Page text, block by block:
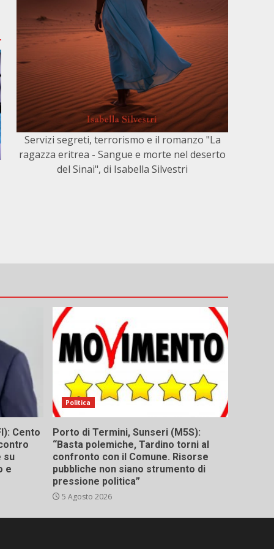
Servizi segreti, terrorismo e il romanzo "La
ragazza eritrea - Sangue e morte nel deserto
del Sinai", di Isabella Silvestri
Cento
su
e
Politica
Porto di Termini, Sunseri (M5S):
“Basta polemiche, Tardino torni al
confronto con il Comune. Risorse
pubbliche non siano strumento di
pressione politica”
5 Agosto 2026